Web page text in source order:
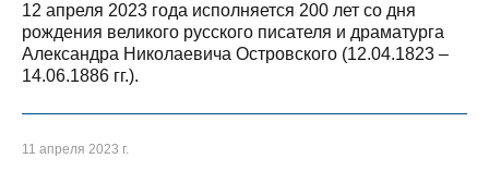
12 апреля 2023 года исполняется 200 лет со дня
рождения великого русского писателя и драматурга
Александра Николаевича Островского (12.04.1823 –
14.06.1886 гг.).
11 апреля 2023 г.